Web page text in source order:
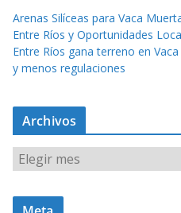
Arenas Silíceas para Vaca
Entre Ríos y Oportunidades
Entre Ríos gana terreno en
y menos regulaciones
Archivos
r
c